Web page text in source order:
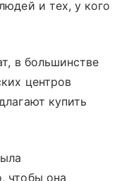
и тех, у кого
в большинстве
центров
купить
чтобы она